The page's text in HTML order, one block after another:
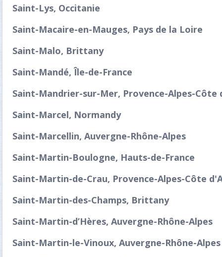
Saint-Lys, Occitanie
Saint-Macaire-en-Mauges, Pays de la Loire
Saint-Malo, Brittany
Saint-Mandé, Île-de-France
Saint-Mandrier-sur-Mer, Provence-Alpes-Côte
Saint-Marcel, Normandy
Saint-Marcellin, Auvergne-Rhône-Alpes
Saint-Martin-Boulogne, Hauts-de-France
Saint-Martin-de-Crau, Provence-Alpes-Côte
Saint-Martin-des-Champs, Brittany
Saint-Martin-d’Hères, Auvergne-Rhône-Alpes
Saint-Martin-le-Vinoux, Auvergne-Rhône-Alpes